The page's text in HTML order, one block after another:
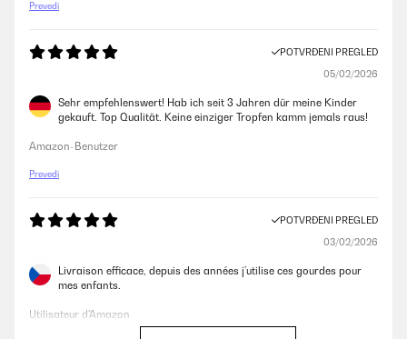
Prevedi
POTVRĐENI PREGLED
05/02/2026
Sehr empfehlenswert! Hab ich seit 3 Jahren dür meine Kinder
gekauft. Top Qualität. Keine einziger Tropfen kamm jemals raus!
Amazon-Benutzer
Prevedi
POTVRĐENI PREGLED
03/02/2026
Livraison efficace, depuis des années j’utilise ces gourdes pour
mes enfants.
Utilisateur d'Amazon